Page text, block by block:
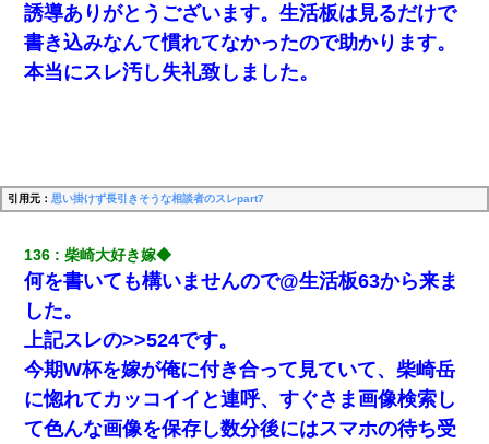
誘導ありがとうございます。生活板は見るだけで
書き込みなんて慣れてなかったので助かります。
本当にスレ汚し失礼致しました。
引用元： 思い掛けず長引きそうな相談者のスレpart7
136 柴崎大好き嫁◆
何を書いても構いませんので@生活板63から来ま
した。
上記スレの>>524です。
今期W杯を嫁が俺に付き合って見ていて、柴崎岳
に惚れてカッコイイと連呼、すぐさま画像検索し
て色んな画像を保存し数分後にはスマホの待ち受